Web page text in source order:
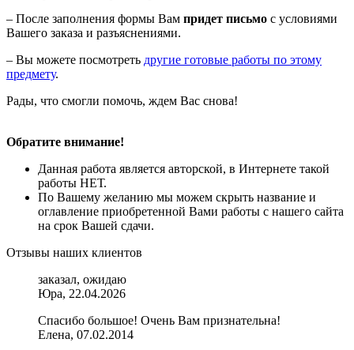
– После заполнения формы Вам придет письмо с условиями
Вашего заказа и разъяснениями.
– Вы можете посмотреть другие готовые работы по этому
предмету.
Рады, что смогли помочь, ждем Вас снова!
Обратите внимание!
Данная работа является авторской, в Интернете такой
работы НЕТ.
По Вашему желанию мы можем скрыть название и
оглавление приобретенной Вами работы с нашего сайта
на срок Вашей сдачи.
Отзывы наших клиентов
заказал, ожидаю
Юра, 22.04.2026
Спасибо большое! Очень Вам признательна!
Елена, 07.02.2014